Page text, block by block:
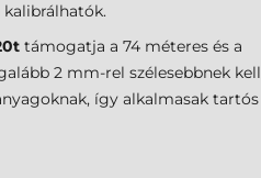
támogatja a 74 méteres és a
2 mm-rel szélesebbnek kell
így alkalmasak tartós